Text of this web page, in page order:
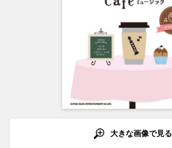
大きな画像で見る